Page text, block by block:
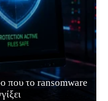
που το ransomware